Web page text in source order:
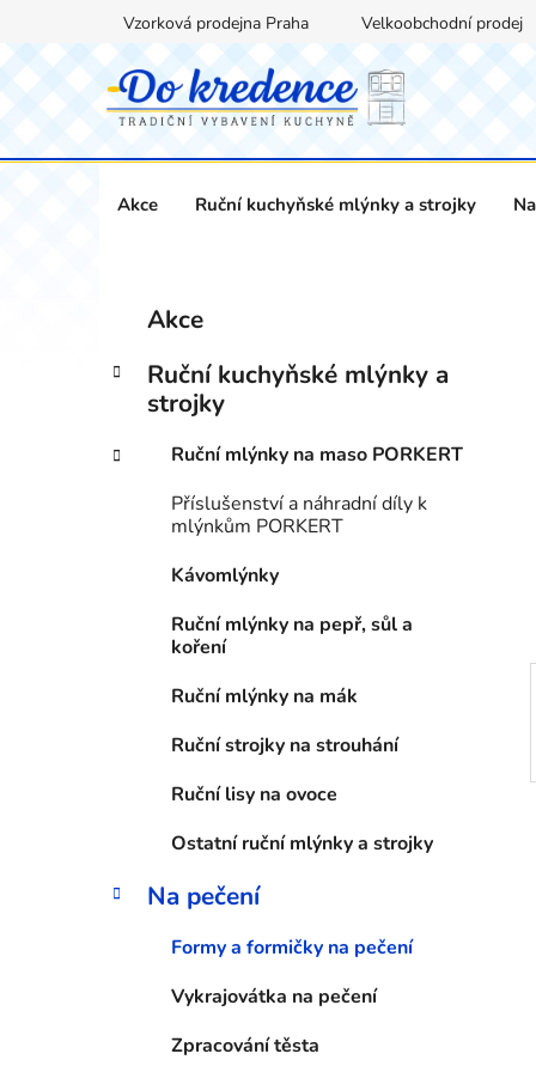
obsah
Vzorková prodejna Praha Velkoobchodní prodej
Akce Ruční kuchyňské mlýnky a strojky
s
a
Přeskočit
kategorie
e
r
Akce
Ruční kuchyňské mlýnky a
strojky
Ruční mlýnky na maso PORKERT
Příslušenství a náhradní díly k
mlýnkům PORKERT
Kávomlýnky
Ruční mlýnky na pepř, sůl a
koření
Ruční mlýnky na mák
Ruční strojky na strouhání
Ruční lisy na ovoce
Ostatní ruční mlýnky a strojky
Na pečení
Formy a formičky na pečení
Vykrajovátka na pečení
Zpracování těsta